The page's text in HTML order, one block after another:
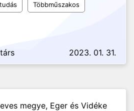
Többműszakos
2023. 01. 31.
megye, Eger és Vidéke